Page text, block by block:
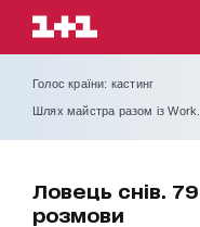
Голос країни: кастинг
Шлях майстра разом із
Ловець снів.
розмови